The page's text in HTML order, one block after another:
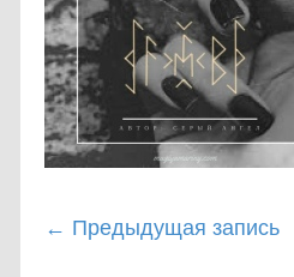
Post
← Предыдущая запись